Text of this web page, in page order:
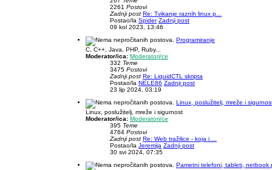
2261 Postovi
Zadnji post Re: Tvikanje raznih linux p...
Postao/la Spider Zadnji post
09 kol 2023, 13:46
Programiranje
C, C++, Java, PHP, Ruby...
Moderator/ica: Moderatori/ce
332 Teme
3475 Postovi
Zadnji post Re: LiquidCTL skripta
Postao/la NELE86 Zadnji post
23 lip 2024, 03:19
Linux, poslužitelj, mreže i
Linux, poslužitelj, mreže i sigurnost
Moderator/ica: Moderatori/ce
395 Teme
4764 Postovi
Zadnji post Re: Web tražilice - koja i ...
Postao/la Jeremija Zadnji post
30 svi 2024, 07:35
Pametni telefoni, tableti, netbook